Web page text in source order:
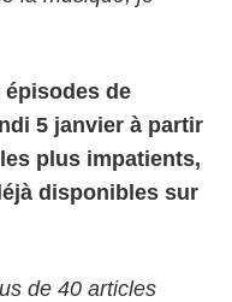
de
5 janvier à partir
plus impatients,
disponibles sur
de 40 articles